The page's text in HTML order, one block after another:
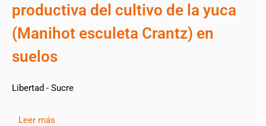
productiva del cultivo de la yuca
(Manihot esculeta Crantz) en
suelos
Libertad - Sucre
Leer más